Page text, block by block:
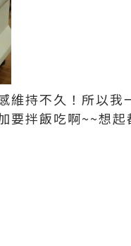
維持不久！所以我
要拌飯吃啊~~想起